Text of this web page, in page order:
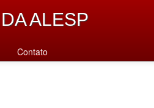
ALESP
Contato